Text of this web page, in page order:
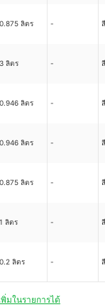
0.875 ลิตร -
3 ลิตร -
0.946 ลิตร -
0.946 ลิตร -
0.875 ลิตร -
1 ลิตร -
0.2 ลิตร -
มในรายการได้